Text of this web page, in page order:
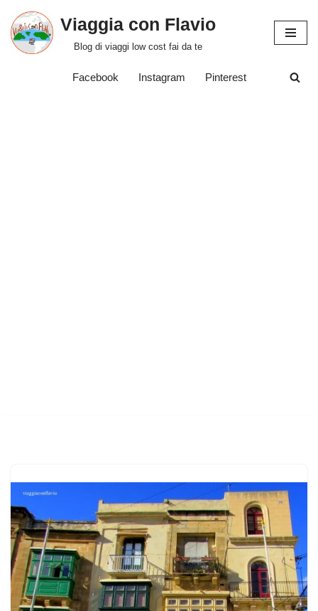
Vai
Viaggia con Flavio
Blog di viaggi low cost fai da te
Facebook Instagram Pinterest